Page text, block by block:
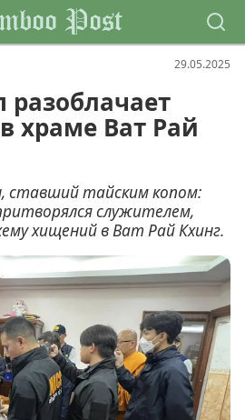
Post
29.05.2025
разоблачает
храме Ват Рай
ставший тайским копом:
служителем,
хищений в Ват Рай Кхинг.